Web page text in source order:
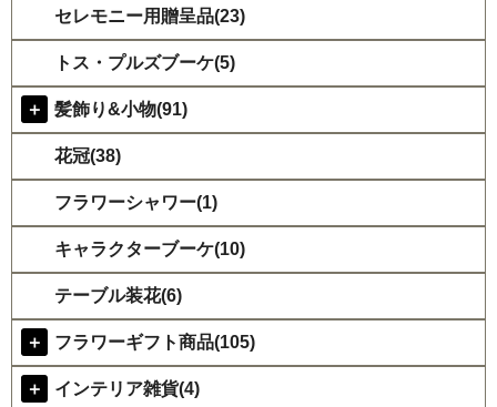
セレモニー用贈呈品(23)
トス・プルズブーケ(5)
＋ 髪飾り&小物(91)
花冠(38)
フラワーシャワー(1)
キャラクターブーケ(10)
テーブル装花(6)
＋ フラワーギフト商品(105)
＋ インテリア雑貨(4)